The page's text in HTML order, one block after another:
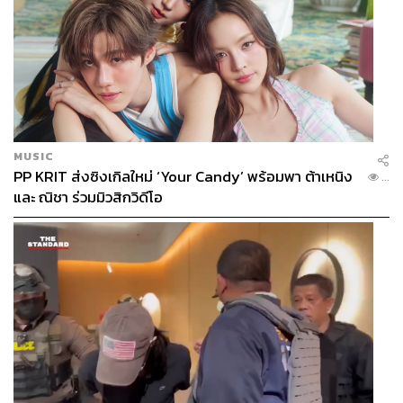
MUSIC
PP KRIT ส่งซิงเกิลใหม่ ‘Your Candy’ พร้อมพา ต้าเหนิง
และ ณิชา ร่วมมิวสิกวิดีโอ
...